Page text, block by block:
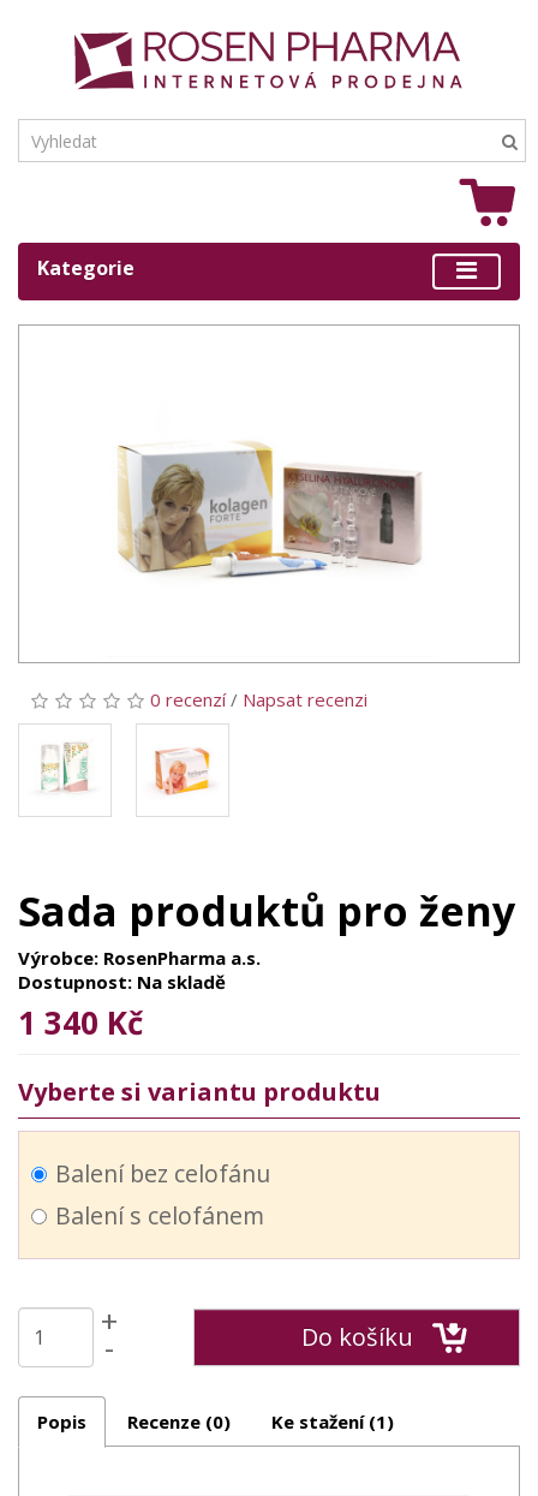
Kategorie
0 recenzí/ Napsat recenzi
Sada produktů pro ženy
Výrobce: RosenPharma a.s.
Dostupnost: Na skladě
1 340 Kč
Vyberte si variantu produktu
Balení bez celofánu
Balení s celofánem
+
- Do košíku
Popis Recenze (0) Ke stažení (1)